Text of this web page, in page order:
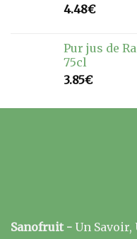
4.48€
Pur jus de
75cl
3.85€
Sanofruit - Un